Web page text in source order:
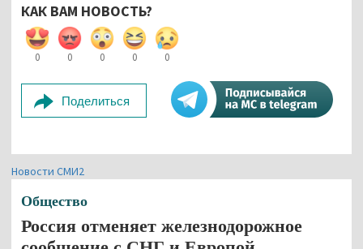
КАК ВАМ НОВОСТЬ?
0 0 0 0 0
Поделиться
Новости СМИ2
Общество
Россия отменяет железнодорожное